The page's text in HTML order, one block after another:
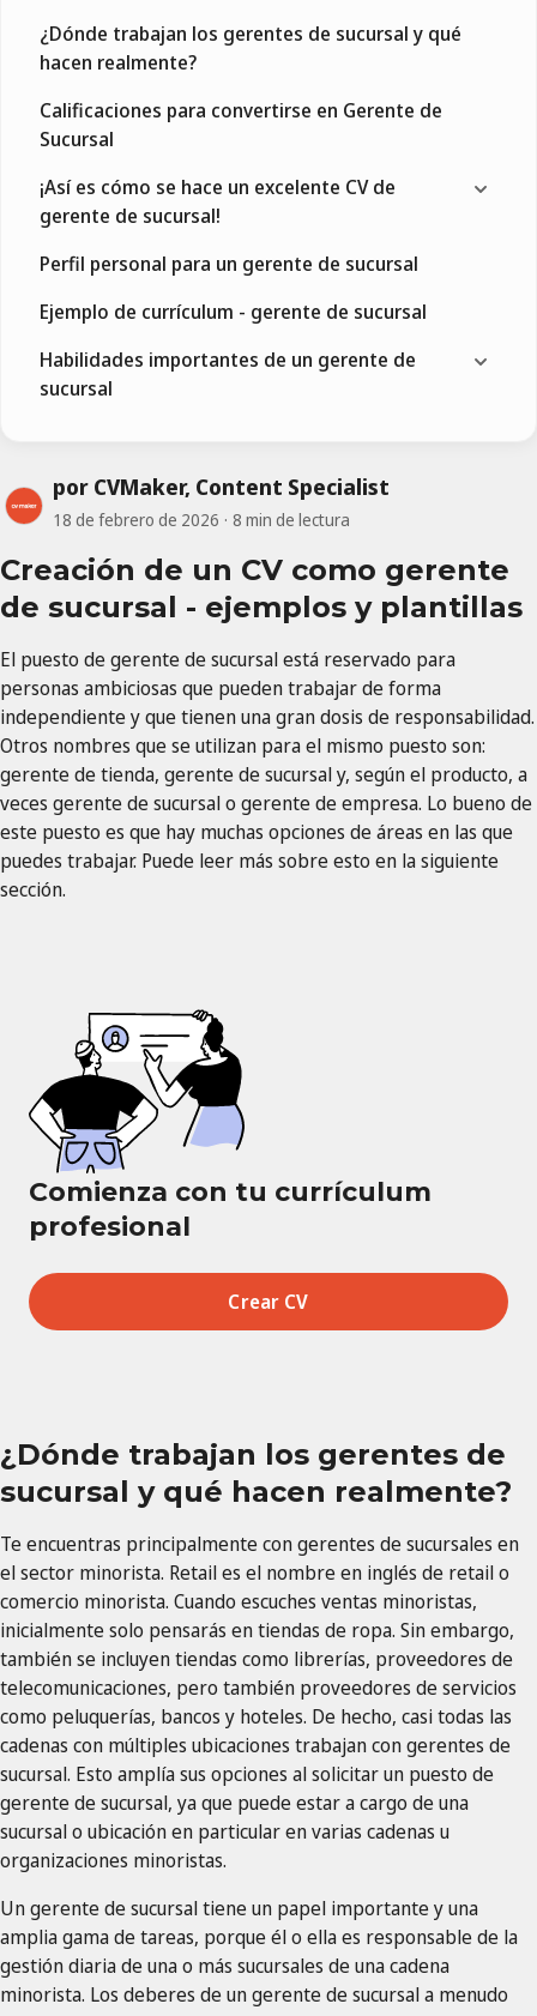
por CVMaker, Content Specialist
18 de febrero de 2026 8 min de lectura
Creación de un CV como gerente
de sucursal - ejemplos y plantillas
El puesto de gerente de sucursal está reservado para
personas ambiciosas que pueden trabajar de forma
independiente y que tienen una gran dosis de responsabilidad.
Otros nombres que se utilizan para el mismo puesto son:
gerente de tienda, gerente de sucursal y, según el producto, a
veces gerente de sucursal o gerente de empresa. Lo bueno de
este puesto es que hay muchas opciones de áreas en las que
puedes trabajar. Puede leer más sobre esto en la siguiente
sección.
Comienza con tu currículum
profesional
Crear CV
¿Dónde trabajan los gerentes de
sucursal y qué hacen realmente?
Te encuentras principalmente con gerentes de sucursales en
el sector minorista. Retail es el nombre en inglés de retail o
comercio minorista. Cuando escuches ventas minoristas,
inicialmente solo pensarás en tiendas de ropa. Sin embargo,
también se incluyen tiendas como librerías, proveedores de
telecomunicaciones, pero también proveedores de servicios
como peluquerías, bancos y hoteles. De hecho, casi todas las
cadenas con múltiples ubicaciones trabajan con gerentes de
sucursal. Esto amplía sus opciones al solicitar un puesto de
gerente de sucursal, ya que puede estar a cargo de una
sucursal o ubicación en particular en varias cadenas u
organizaciones minoristas.
Un gerente de sucursal tiene un papel importante y una
amplia gama de tareas, porque él o ella es responsable de la
gestión diaria de una o más sucursales de una cadena
minorista. Los deberes de un gerente de sucursal a menudo
¿Dónde trabajan los gerentes de sucursal y qué
hacen realmente?
Calificaciones para convertirse en Gerente de
Sucursal
¡Así es cómo se hace un excelente CV de
gerente de sucursal!
Perfil personal para un gerente de sucursal
Ejemplo de currículum - gerente de sucursal
Habilidades importantes de un gerente de
sucursal